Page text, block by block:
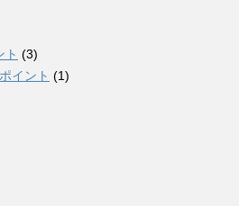
ト (3)
イント (1)